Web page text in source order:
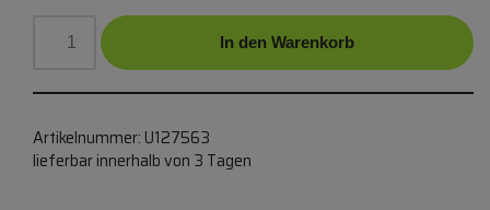
In den Warenkorb
Artikelnummer: U127563
lieferbar innerhalb von 3 Tagen